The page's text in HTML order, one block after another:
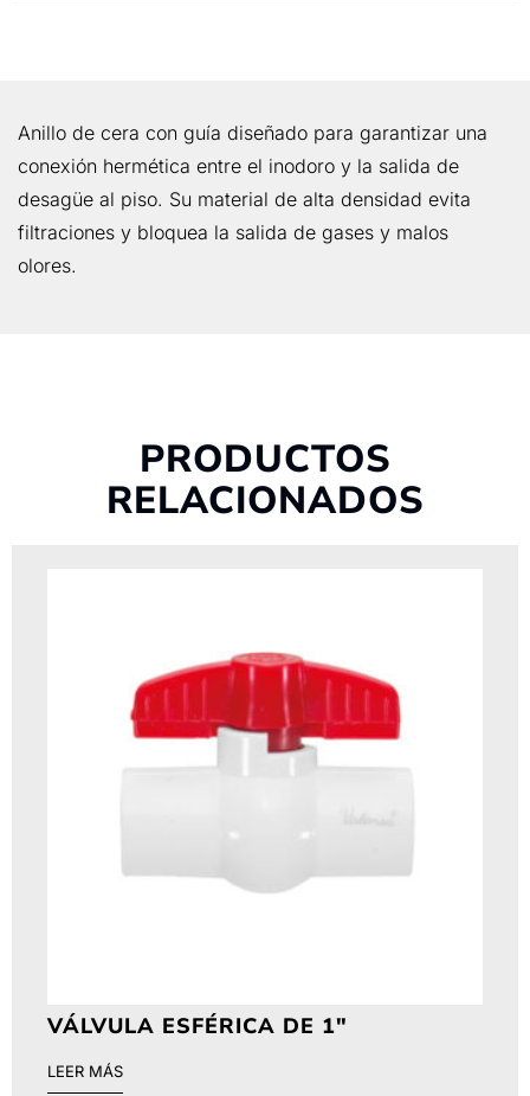
Anillo de cera con guía diseñado para garantizar una
conexión hermética entre el inodoro y la salida de
desagüe al piso. Su material de alta densidad evita
filtraciones y bloquea la salida de gases y malos
olores.
PRODUCTOS
RELACIONADOS
VÁLVULA ESFÉRICA DE 1″
LEER MÁS